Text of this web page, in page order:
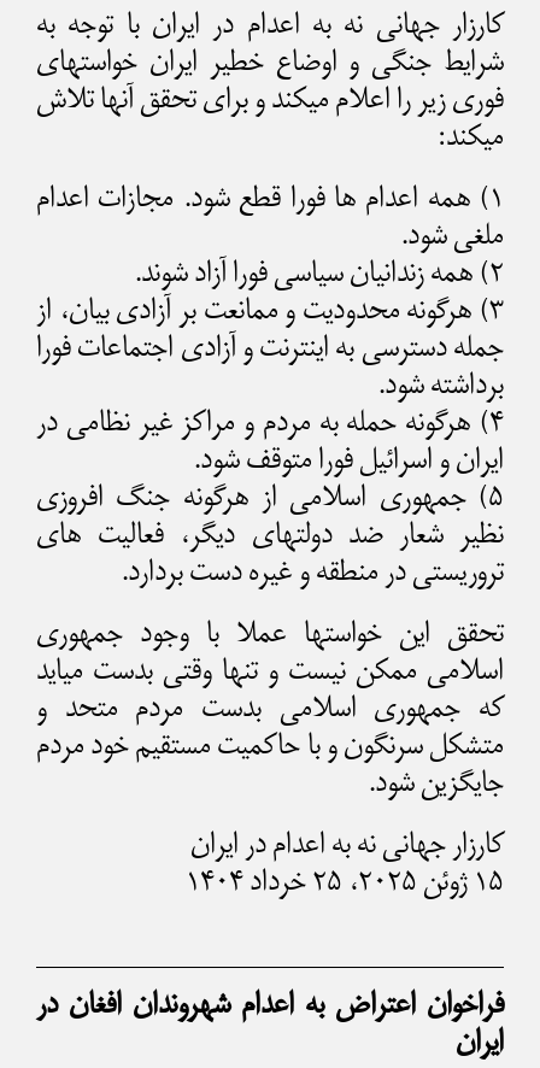
کارزار جهانی نه به اعدام در ایران با توجه به
شرایط جنگی و اوضاع خطیر ایران خواستهای
فوری زیر را اعلام میکند و برای تحقق آنها تلاش
میکند:
۱) همه اعدام ها فورا قطع شود. مجازات اعدام
ملغی شود.
۲) همه زندانیان سیاسی فورا آزاد شوند.
۳) هرگونه محدودیت و ممانعت بر آزادی بیان، از
جمله دسترسی به اینترنت و آزادی اجتماعات فورا
برداشته شود.
۴) هرگونه حمله به مردم و مراکز غیر نظامی در
ایران و اسرائیل فورا متوقف شود.
۵) جمهوری اسلامی از هرگونه جنگ افروزی
نظیر شعار ضد دولتهای دیگر، فعالیت های
تروریستی در منطقه و غیره دست بردارد.
تحقق این خواستها عملا با وجود جمهوری
اسلامی ممکن نیست و تنها وقتی بدست میاید
که جمهوری اسلامی بدست مردم متحد و
متشکل سرنگون و با حاکمیت مستقیم خود مردم
جایگزین شود.
کارزار جهانی نه به اعدام در ایران
۱۵ ژوئن ۲۰۲۵، ۲۵ خرداد ۱۴۰۴
فراخوان اعتراض به اعدام‌ شهروندان افغان در
ایران